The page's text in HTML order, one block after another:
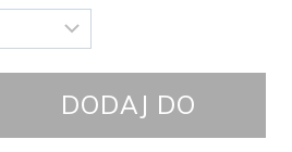
DODAJ DO